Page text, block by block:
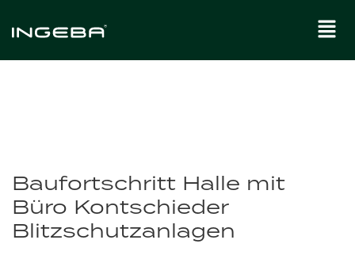
Baufortschritt Halle mit
Büro Kontschieder
Blitzschutzanlagen